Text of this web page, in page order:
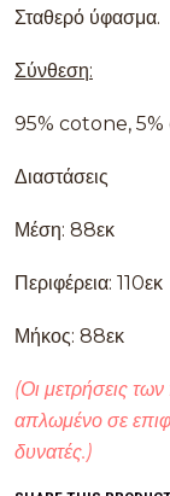
Σταθερό ύφασμα.
Σύνθεση:
95% cotone, 5%
Διαστάσεις
Μέση: 88εκ
Περιφέρεια: 110εκ
Μήκος: 88εκ
(Οι μετρήσεις
απλωμένο σε
δυνατές.)